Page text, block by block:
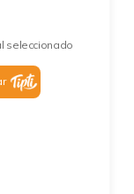
seleccionado